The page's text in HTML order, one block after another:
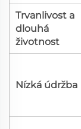
Trvanlivost a
dlouhá
životnost
Nízká údržba